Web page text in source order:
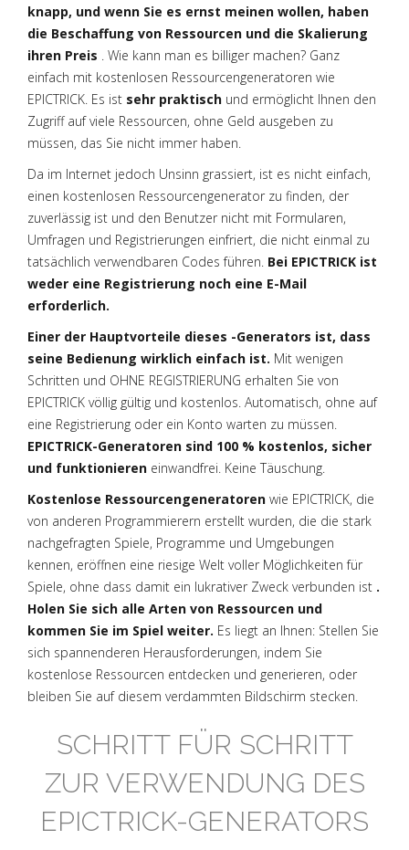
knapp, und wenn Sie es ernst meinen wollen, haben
die Beschaffung von Ressourcen und die Skalierung
ihren Preis . Wie kann man es billiger machen? Ganz
einfach mit kostenlosen Ressourcengeneratoren wie
EPICTRICK. Es ist sehr praktisch und ermöglicht Ihnen den
Zugriff auf viele Ressourcen, ohne Geld ausgeben zu
müssen, das Sie nicht immer haben.
Da im Internet jedoch Unsinn grassiert, ist es nicht einfach,
einen kostenlosen Ressourcengenerator zu finden, der
zuverlässig ist und den Benutzer nicht mit Formularen,
Umfragen und Registrierungen einfriert, die nicht einmal zu
tatsächlich verwendbaren Codes führen. Bei EPICTRICK ist
weder eine Registrierung noch eine E-Mail
erforderlich.
Einer der Hauptvorteile dieses -Generators ist, dass
seine Bedienung wirklich einfach ist. Mit wenigen
Schritten und OHNE REGISTRIERUNG erhalten Sie von
EPICTRICK völlig gültig und kostenlos. Automatisch, ohne auf
eine Registrierung oder ein Konto warten zu müssen.
EPICTRICK-Generatoren sind 100 % kostenlos, sicher
und funktionieren einwandfrei. Keine Täuschung.
Kostenlose Ressourcengeneratoren wie EPICTRICK, die
von anderen Programmierern erstellt wurden, die die stark
nachgefragten Spiele, Programme und Umgebungen
kennen, eröffnen eine riesige Welt voller Möglichkeiten für
Spiele, ohne dass damit ein lukrativer Zweck verbunden ist .
Holen Sie sich alle Arten von Ressourcen und
kommen Sie im Spiel weiter. Es liegt an Ihnen: Stellen Sie
sich spannenderen Herausforderungen, indem Sie
kostenlose Ressourcen entdecken und generieren, oder
bleiben Sie auf diesem verdammten Bildschirm stecken.
SCHRITT FÜR SCHRITT
ZUR VERWENDUNG DES
EPICTRICK-GENERATORS